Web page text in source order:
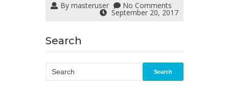
By masteruser No Comments
September 20, 2017
Search
Search